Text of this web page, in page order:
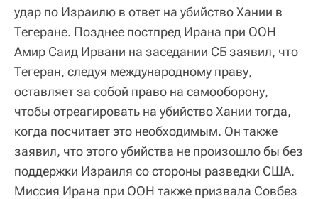
удар по Израилю в ответ на убийство Хании в
Тегеране. Позднее постпред Ирана при ООН
Амир Саид Ирвани на заседании СБ заявил, что
Тегеран, следуя международному праву,
оставляет за собой право на самооборону,
чтобы отреагировать на убийство Хании тогда,
когда посчитает это необходимым. Он также
заявил, что этого убийства не произошло бы без
поддержки Израиля со стороны разведки США.
Миссия Ирана при ООН также призвала Совбез